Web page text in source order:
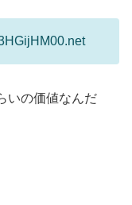
いの価値なんだ